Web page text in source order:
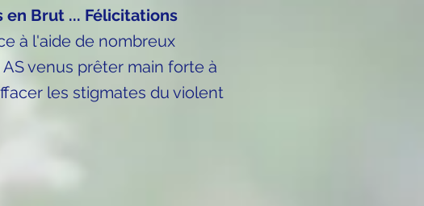
Brut ... Félicitations
à l'aide de nombreux
venus prêter main forte à
les stigmates du violent